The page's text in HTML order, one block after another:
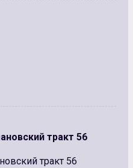
тракт 56
тракт 56